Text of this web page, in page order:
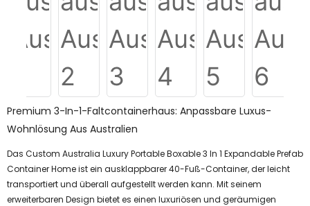
Premium 3-In-1-Faltcontainerhaus: Anpassbare Luxus-
Wohnlösung Aus Australien
Das Custom Australia Luxury Portable Boxable 3 In 1 Expandable Prefab
Container Home ist ein ausklappbarer 40-Fuß-Container, der leicht
transportiert und überall aufgestellt werden kann. Mit seinem
erweiterbaren Design bietet es einen luxuriösen und geräumigen